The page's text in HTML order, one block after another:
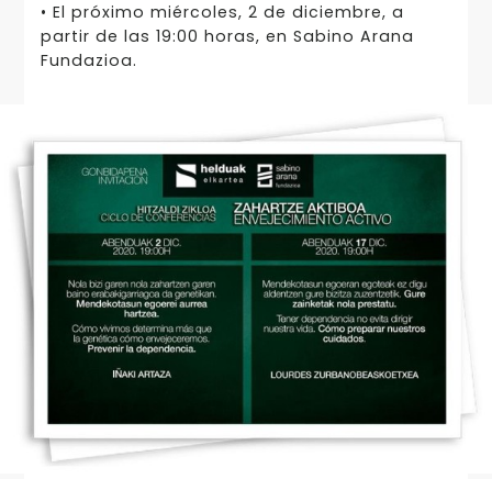
• El próximo miércoles, 2 de diciembre, a
partir de las 19:00 horas, en Sabino Arana
Fundazioa.